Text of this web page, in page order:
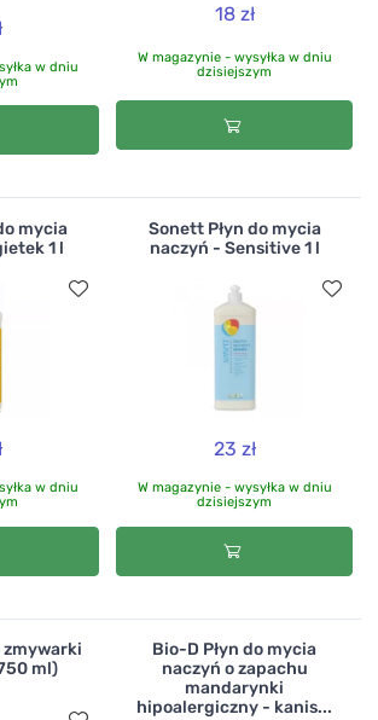
w dniu
18 zł
W magazynie - wysyłka w dniu
dzisiejszym
mycia
1 l
w dniu
Sonett Płyn do mycia
naczyń - Sensitive 1 l
23 zł
W magazynie - wysyłka w dniu
dzisiejszym
zmywarki
ml)
Bio-D Płyn do mycia
naczyń o zapachu
mandarynki
hipoalergiczny - kanis...